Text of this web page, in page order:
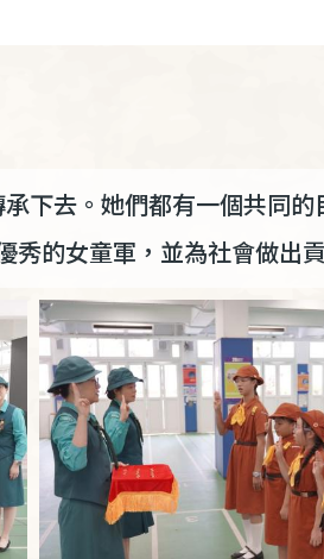
下去。她們都有一個共同的
的女童軍，並為社會做出